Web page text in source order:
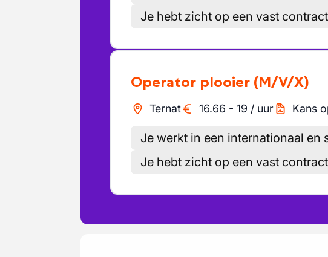
Je hebt zicht op een vast
Operator plooier (M/V/X)
Ternat 16.66 - 19 / uur Kans
Je werkt in een internationaal en
Je hebt zicht op een vast